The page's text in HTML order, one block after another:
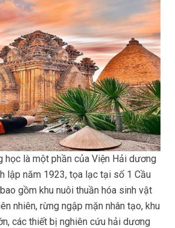
học là một phần của Viện Hải dương
lập năm 1923, tọa lạc tại số 1 Cầu
gồm khu nuôi thuần hóa sinh vật
nhiên, rừng ngập mặn nhân tạo, khu
các thiết bị nghiên cứu hải dương